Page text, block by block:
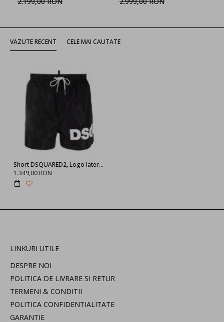
VAZUTE RECENT CELE MAI CAUTATE
Short DSQUARED2, Logo lateral, Negru
1.349,00 RON
LINKURI UTILE
DESPRE NOI
POLITICA DE LIVRARE SI RETUR
TERMENI & CONDITII
POLITICA CONFIDENTIALITATE
GARANTIE